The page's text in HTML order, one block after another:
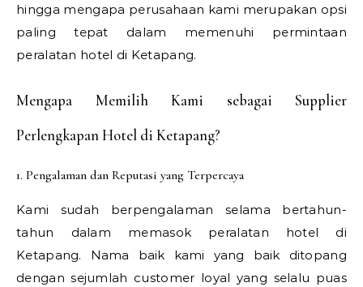
hingga mengapa perusahaan kami merupakan opsi
paling tepat dalam memenuhi permintaan
peralatan hotel di Ketapang.
Mengapa Memilih Kami sebagai Supplier
Perlengkapan Hotel di Ketapang?
1. Pengalaman dan Reputasi yang Terpercaya
Kami sudah berpengalaman selama bertahun-
tahun dalam memasok peralatan hotel di
Ketapang. Nama baik kami yang baik ditopang
dengan sejumlah customer loyal yang selalu puas